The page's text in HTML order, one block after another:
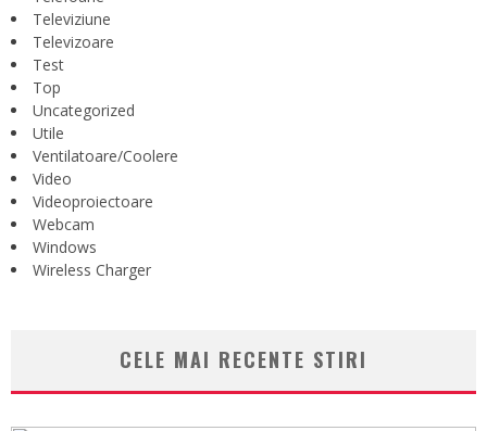
Televiziune
Televizoare
Test
Top
Uncategorized
Utile
Ventilatoare/Coolere
Video
Videoproiectoare
Webcam
Windows
Wireless Charger
CELE MAI RECENTE STIRI